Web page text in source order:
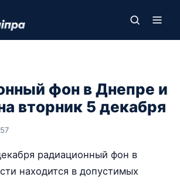
фон в Днепре и
вторник 5 декабря
радиационный фон в
находится в допустимых